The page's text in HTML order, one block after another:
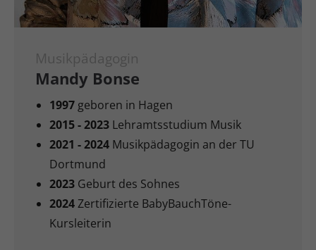
Musikpädagogin
Mandy Bonse
1997 geboren in Hagen
2015 - 2023 Lehramtsstudium Musik
2021 - 2024 Musikpädagogin an der TU
Dortmund
2023 Geburt des Sohnes
2024Zertifizierte BabyBauchTöne-
Kursleiterin